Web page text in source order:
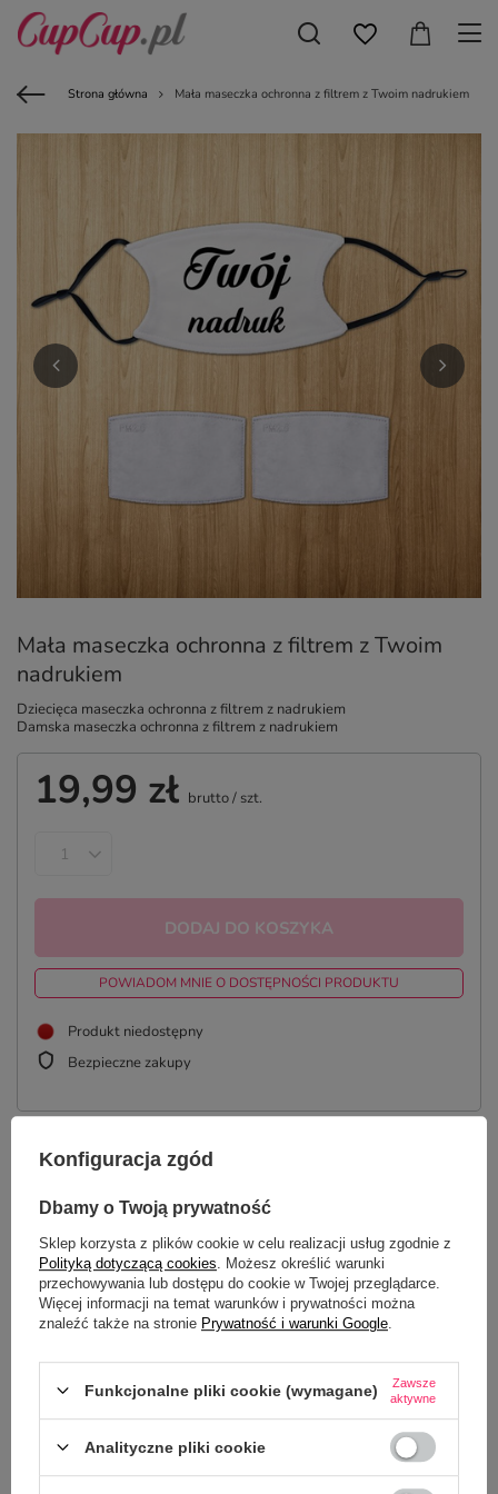
Strona główna Mała maseczka ochronna z filtrem z Twoim nadrukiem
Mała maseczka ochronna z filtrem z Twoim
nadrukiem
Dziecięca maseczka ochronna z filtrem z nadrukiem
Damska maseczka ochronna z filtrem z nadrukiem
19,99 zł brutto/ szt.
DODAJ DO KOSZYKA
POWIADOM MNIE O DOSTĘPNOŚCI PRODUKTU
Produkt niedostępny
Bezpieczne zakupy
OPIS
SZCZEGÓŁOWE DANE
OPINIE (0)
Potrzebujesz pomocy? Masz pytania?
Zadaj pytanie a my odpowiemy
odpowiedzi publikując dla innych.
ZADAJ PYTANIE
Konfiguracja zgód
Dbamy o Twoją prywatność
Sklep korzysta z plików cookie w celu realizacji usług zgodnie z
Polityką dotyczącą cookies . Możesz określić warunki
przechowywania lub dostępu do cookie w Twojej przeglądarce.
Więcej informacji na temat warunków i prywatności można
znaleźć także na stronie Prywatność i warunki Google
Funkcjonalne pliki cookie (wymagane)
Zawsze
aktywne
Analityczne pliki cookie